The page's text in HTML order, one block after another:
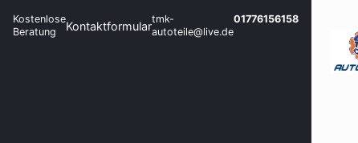
Kostenlose
Beratung
Kontaktformulartmk-
autoteile@live.de
01776156158